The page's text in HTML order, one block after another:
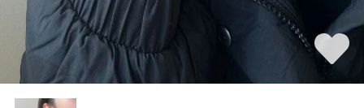
モチーフ
石の色